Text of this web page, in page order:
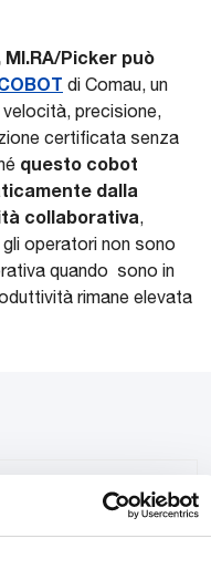
Picker può
di Comau, un
precisione,
certificata senza
questo cobot
dalla
collaborativa,
operatori non sono
quando sono in
rimane elevata